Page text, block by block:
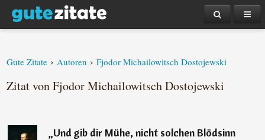
Gute Zitate › Autoren › Fjodor Michailowitsch Dostojewski
Zitat von Fjodor Michailowitsch Dostojewski
„Und gib dir Mühe, nicht solchen Blödsinn